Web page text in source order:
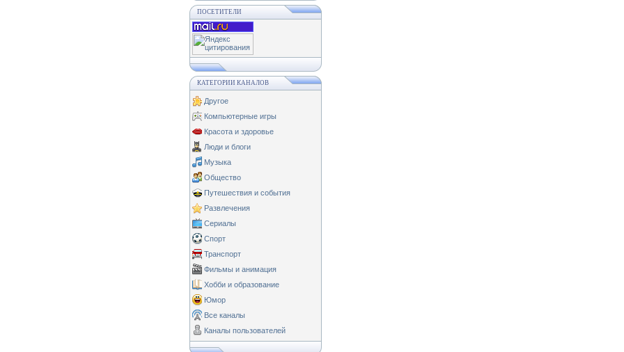
ПОСЕТИТЕЛИ
КАТЕГОРИИ КАНАЛОВ
Другое
Компьютерные игры
Красота и здоровье
Люди и блоги
Музыка
Общество
Путешествия и события
Развлечения
Сериалы
Спорт
Транспорт
Фильмы и анимация
Хобби и образование
Юмор
Все каналы
Каналы пользователей